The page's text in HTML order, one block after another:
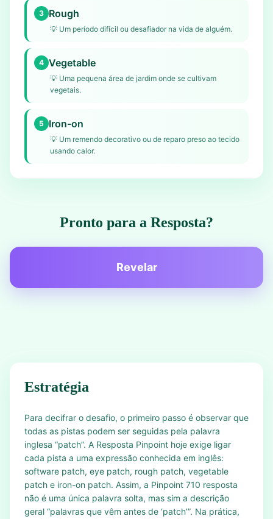
3 Rough
💡 Um período difícil ou desafiador na vida de alguém.
4 Vegetable
💡 Uma pequena área de jardim onde se cultivam
vegetais.
5 Iron-on
💡 Um remendo decorativo ou de reparo preso ao tecido
usando calor.
Pronto para a Resposta?
Revelar
Estratégia
Para decifrar o desafio, o primeiro passo é observar que
todas as pistas podem ser seguidas pela palavra
inglesa “patch”. A Resposta Pinpoint hoje exige ligar
cada pista a uma expressão conhecida em inglês:
software patch, eye patch, rough patch, vegetable
patch e iron-on patch. Assim, a Pinpoint 710 resposta
não é uma única palavra solta, mas sim a descrição
geral “palavras que vêm antes de ‘patch’”. Na prática,